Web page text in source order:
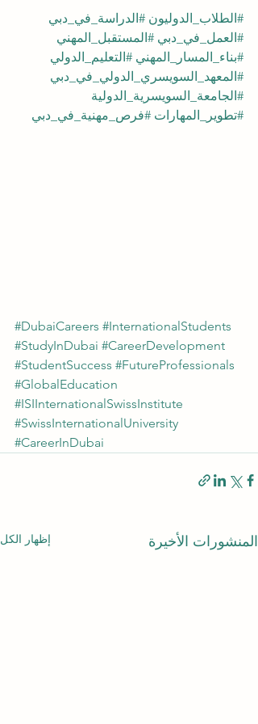
#الطلاب_الدوليون #الدراسة_في_دبي
#العمل_في_دبي #المستقبل_المهني
#بناء_المسار_المهني #التعليم_الدولي
#المعهد_السويسري_الدولي_في_دبي
#الجامعة_السويسرية_الدولية
#تطوير_المهارات #فرص_مهنية_في_دبي
#DubaiCareers #InternationalStudents
#StudyInDubai #CareerDevelopment
#StudentSuccess #FutureProfessionals
#GlobalEducation
#ISIInternationalSwissInstitute
#SwissInternationalUniversity
#CareerInDubai
المنشورات الأخيرة إظهار الكل